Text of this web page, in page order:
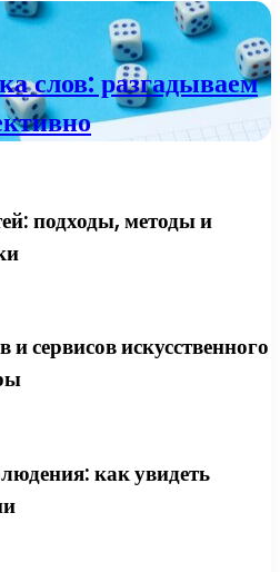
слов: разгадываем
подходы, методы и
сервисов искусственного
как увидеть